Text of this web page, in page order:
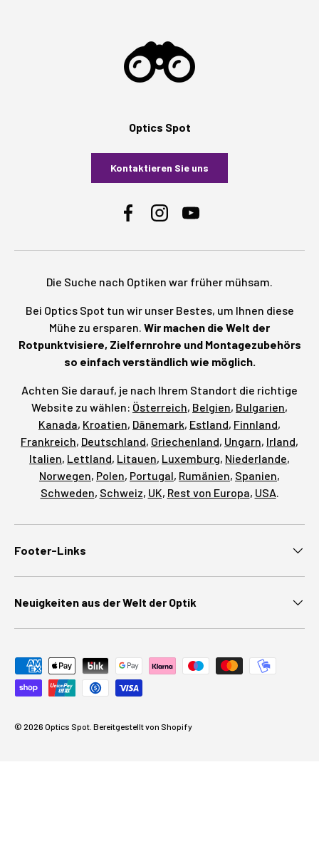
Optics Spot
Kontaktieren Sie uns
FacebookInstagramYouTube
Die Suche nach Optiken war früher mühsam.
Bei Optics Spot tun wir unser Bestes, um Ihnen diese
Mühe zu ersparen. Wir machen die Welt der
Rotpunktvisiere, Zielfernrohre und Montagezubehörs
so einfach verständlich wie möglich.
Achten Sie darauf, je nach Ihrem Standort die richtige
Website zu wählen: Österreich, Belgien, Bulgarien,
Kanada, Kroatien, Dänemark, Estland, Finnland,
Frankreich, Deutschland, Griechenland, Ungarn, Irland,
Italien, Lettland, Litauen, Luxemburg, Niederlande,
Norwegen, Polen, Portugal, Rumänien, Spanien,
Schweden, Schweiz, UK, Rest von Europa, USA
Footer-Links
Neuigkeiten aus der Welt der Optik
Zahlungsmethoden akzeptiert
© 2026 Optics Spot Bereitgestellt von Shopify